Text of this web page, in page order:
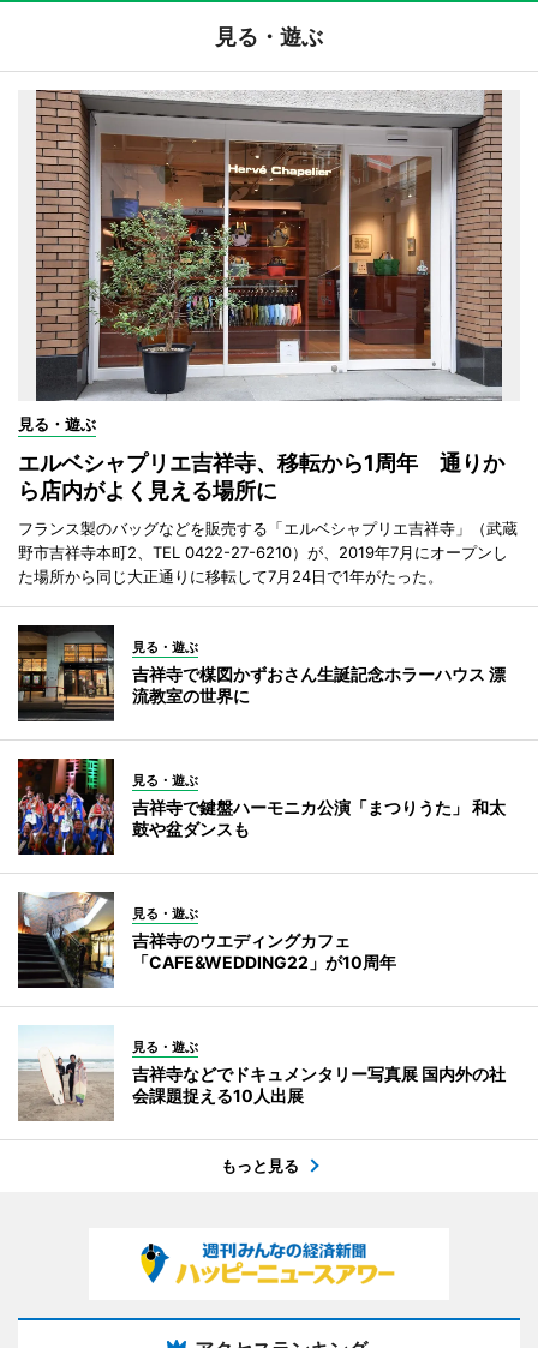
見る・遊ぶ
見る・遊ぶ
エルベシャプリエ吉祥寺、移転から1周年 通りか
ら店内がよく見える場所に
フランス製のバッグなどを販売する「エルベシャプリエ吉祥寺」（武蔵
野市吉祥寺本町2、TEL 0422-27-6210）が、2019年7月にオープンし
た場所から同じ大正通りに移転して7月24日で1年がたった。
見る・遊ぶ
吉祥寺で楳図かずおさん生誕記念ホラーハウス 漂
流教室の世界に
見る・遊ぶ
吉祥寺で鍵盤ハーモニカ公演「まつりうた」 和太
鼓や盆ダンスも
見る・遊ぶ
吉祥寺のウエディングカフェ
「CAFE&WEDDING22」が10周年
見る・遊ぶ
吉祥寺などでドキュメンタリー写真展 国内外の社
会課題捉える10人出展
もっと見る